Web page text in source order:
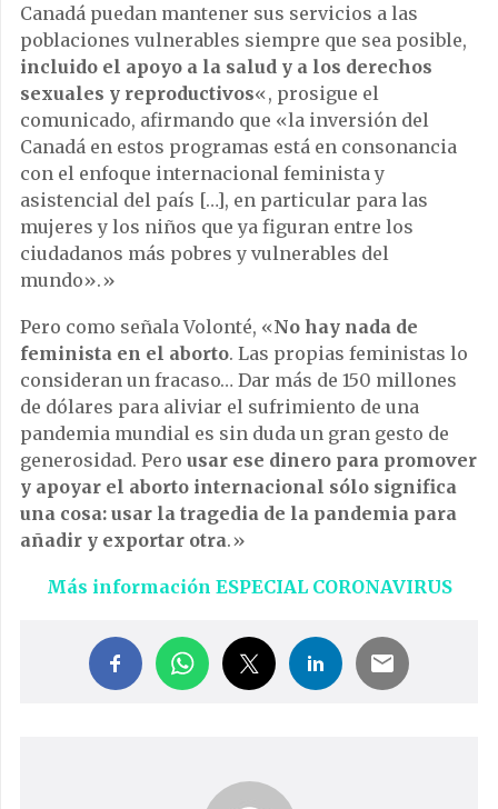
Canadá puedan mantener sus servicios a las
poblaciones vulnerables siempre que sea posible,
incluido el apoyo a la salud y a los derechos
sexuales y reproductivos«, prosigue el
comunicado, afirmando que «la inversión del
Canadá en estos programas está en consonancia
con el enfoque internacional feminista y
asistencial del país […], en particular para las
mujeres y los niños que ya figuran entre los
ciudadanos más pobres y vulnerables del
mundo».»
Pero como señala Volonté, «No hay nada de
feminista en el aborto. Las propias feministas lo
consideran un fracaso… Dar más de 150 millones
de dólares para aliviar el sufrimiento de una
pandemia mundial es sin duda un gran gesto de
generosidad. Pero usar ese dinero para promover
y apoyar el aborto internacional sólo significa
una cosa: usar la tragedia de la pandemia para
añadir y exportar otra.»
Más información ESPECIAL CORONAVIRUS